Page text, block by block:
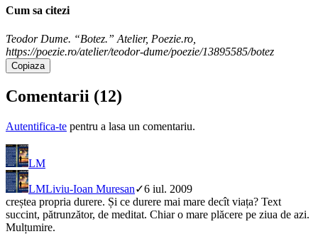
Cum sa citezi
Teodor Dume. “Botez.” Atelier, Poezie.ro,
https://poezie.ro/atelier/teodor-dume/poezie/13895585/botez
Copiaza
Comentarii (12)
Autentifica-te pentru a lasa un comentariu.
LM
LMLiviu-Ioan Muresan✓6 iul. 2009
creștea propria durere. Și ce durere mai mare decît viața? Text
succint, pătrunzător, de meditat. Chiar o mare plăcere pe ziua de azi.
Mulțumire.